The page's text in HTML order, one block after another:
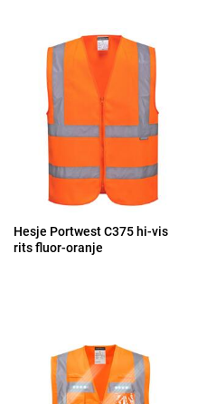
Hesje Portwest C375 hi-vis
rits fluor-oranje